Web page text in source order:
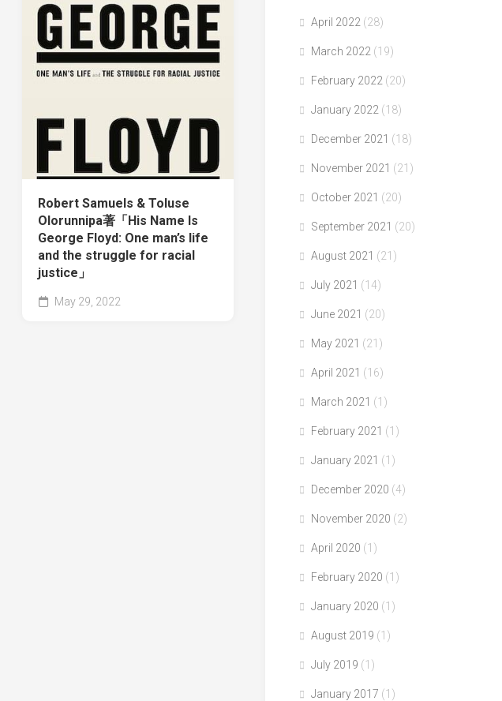
Robert Samuels & Toluse
Olorunnipa著「His Name Is
George Floyd: One man’s life
and the struggle for racial
justice」
May 29, 2022
April 2022 (28)
March 2022 (19)
February 2022 (20)
January 2022 (18)
December 2021 (18)
November 2021 (21)
October 2021 (20)
September 2021 (20)
August 2021 (21)
July 2021 (14)
June 2021 (20)
May 2021 (21)
April 2021 (16)
March 2021 (1)
February 2021 (1)
January 2021 (1)
December 2020 (4)
November 2020 (2)
April 2020 (1)
February 2020 (1)
January 2020 (1)
August 2019 (1)
July 2019 (1)
January 2017 (1)